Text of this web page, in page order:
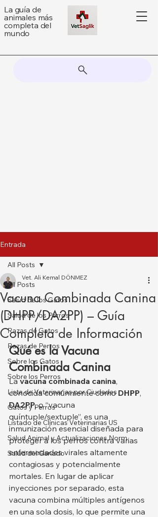
La guía de
animales más
completa del
mundo
Entrada
All Posts
Salud de los Gatos
Salud de los Perros
Razas de Gatos
Razas de Perros
Sobre los Gatos
Sobre los Perros
Lista de Veterinarias por Ciudades
Gatos y Perros
Listado de Clínicas Veterinarias US
Salud Animal y Actualizaciones Norm
Salud del Ganado
All Posts
Vacuna Combinada Canina
(DHPP/DA2PP) – Guía
Completa de Información
Vet. Ali Kemal DÖNMEZ
Qué es la Vacuna
Combinada Canina
La vacuna combinada canina,
conocida comúnmente como DHPP,
DA2PP, o “vacuna
quíntuple/sextuple”, es una
inmunización esencial diseñada para
proteger a los perros contra varias
enfermedades virales altamente
contagiosas y potencialmente
mortales. En lugar de aplicar
inyecciones por separado, esta
vacuna combina múltiples antígenos
en una sola dosis, lo que permite una